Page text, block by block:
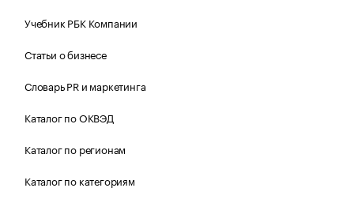
Учебник РБК Компании
Статьи о бизнесе
Словарь PR и маркетинга
Каталог по ОКВЭД
Каталог по регионам
Каталог по категориям